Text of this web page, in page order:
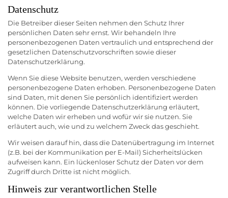
Datenschutz
Die Betreiber dieser Seiten nehmen den Schutz Ihrer
persönlichen Daten sehr ernst. Wir behandeln Ihre
personenbezogenen Daten vertraulich und entsprechend der
gesetzlichen Datenschutzvorschriften sowie dieser
Datenschutzerklärung.
Wenn Sie diese Website benutzen, werden verschiedene
personenbezogene Daten erhoben. Personenbezogene Daten
sind Daten, mit denen Sie persönlich identifiziert werden
können. Die vorliegende Datenschutzerklärung erläutert,
welche Daten wir erheben und wofür wir sie nutzen. Sie
erläutert auch, wie und zu welchem Zweck das geschieht.
Wir weisen darauf hin, dass die Datenübertragung im Internet
(z.B. bei der Kommunikation per E-Mail) Sicherheitslücken
aufweisen kann. Ein lückenloser Schutz der Daten vor dem
Zugriff durch Dritte ist nicht möglich.
Hinweis zur verantwortlichen Stelle